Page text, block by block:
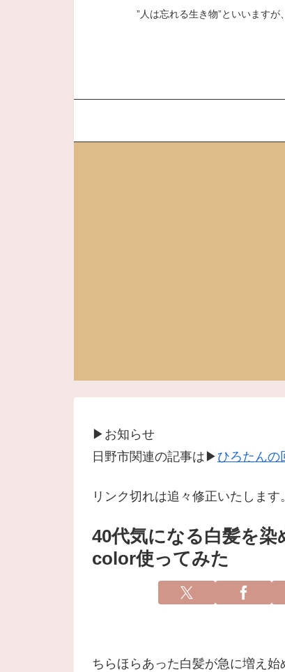
”人は忘れる生き物”といいます
▶お知らせ
日野市関連の記事は▶ひろたんの
リンク切れは追々修正いたします。
40代気になる白髪を
color使ってみた
ちらほらあった白髪が急に増え始